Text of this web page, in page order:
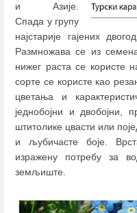
и Азије.
Спада у групу
најстарије гајених
Размножава се из
нижег раста се користе
сорте се користе као
цветања и
једнобојни и двобојни,
штитолике цвасти или
и љубичасте боје.
изражену потребу за
земљиште.